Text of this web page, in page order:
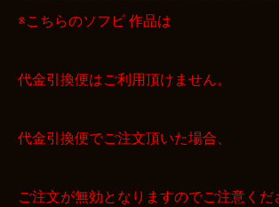
※こちらのソフビ 作品は
代金引換便はご利用頂けません。
代金引換便でご注文頂いた場合、
ご注文が無効となりますのでご注意くだ